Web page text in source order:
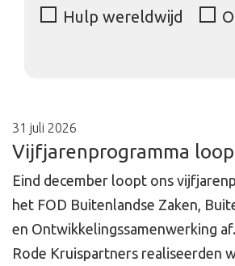
Hulp wereldwijd
31 juli 2026
Vijfjarenprogramma
Eind december loopt ons
het FOD Buitenlandse Zaken,
en Ontwikkelingssamenwerking
Rode Kruispartners realiseerden